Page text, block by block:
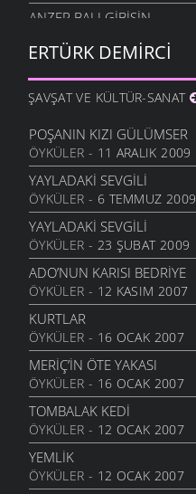
ANZER BALI GIBISIN
SEVERIM İSTANBULU
14 EKIM 2010
GÖZLER SESSIZ AĞLADI
10 EKIM 2010
İÇIMDE SAKLIYORUM
29 EYLÜL 2010
SENSIZIM ŞIMDI
23 EYLÜL 2010
HAYALIN
20 AĞUSTOS 2010
DIRHEM DIRHEM
22 TEMMUZ 2010
GEZELIM SAHILI
28 HAZIRAN 2010
SEN VARSIN BU ŞEHIRDE
10 HAZIRAN 2010
SEVDANIN PANAYIRI
23 MAYIS 2010
BITMEZ BU AĞLAYIŞLAR
ERTÜRK DEMIRCI
ŞAVŞAT VE KÜLTÜR-SANAT
POŞANIN KIZI GÜLÜMSER
ÖYKÜLER - 11 ARALIK 2009
YAYLADAKI SEVGILI
ÖYKÜLER - 6 TEMMUZ 2009
YAYLADAKI SEVGILI
ÖYKÜLER - 23 ŞUBAT 2009
ADO’NUN KARISI BEDRIYE
ÖYKÜLER - 12 KASIM 2007
KURTLAR
ÖYKÜLER - 16 OCAK 2007
MERİÇ’İN ÖTE YAKASI
ÖYKÜLER - 16 OCAK 2007
TOMBALAK KEDİ
ÖYKÜLER - 12 OCAK 2007
YEMLİK
ÖYKÜLER - 12 OCAK 2007